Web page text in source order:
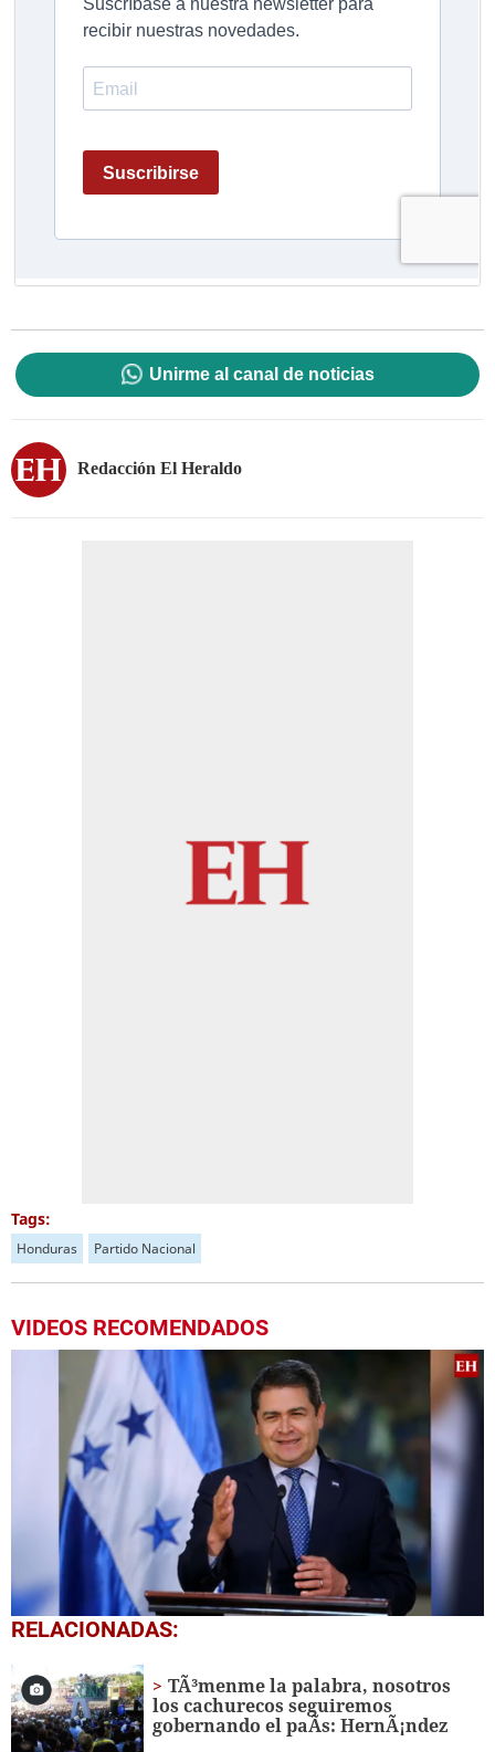
Unirme al canal de noticias
Redacción El Heraldo
Tags:
Honduras Partido Nacional
VIDEOS RECOMENDADOS
0
seconds
minutes,
51
seconds
RELACIONADAS:
TÃ³menme la palabra, nosotros
los cachurecos seguiremos
gobernando el paÃ­s: HernÃ¡ndez